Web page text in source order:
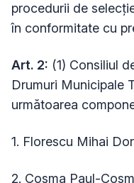
procedurii de
în conformitate cu
Art. 2: (1) Consiliul
Drumuri Municipale
următoarea
1. Florescu Mihai
2. Cosma Paul-